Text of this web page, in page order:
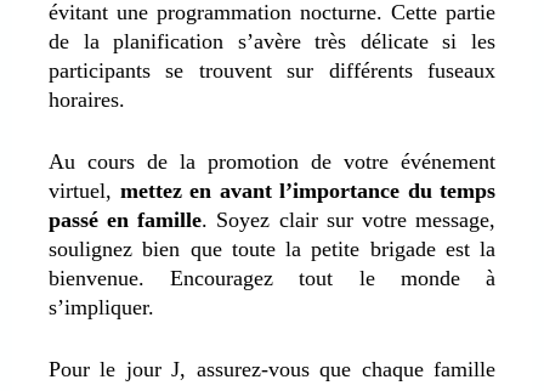
évitant une programmation nocturne. Cette partie
de la planification s’avère très délicate si les
participants se trouvent sur différents fuseaux
horaires.
Au cours de la promotion de votre événement
virtuel, mettez en avant l’importance du temps
passé en famille. Soyez clair sur votre message,
soulignez bien que toute la petite brigade est la
bienvenue. Encouragez tout le monde à
s’impliquer.
Pour le jour J, assurez-vous que chaque famille